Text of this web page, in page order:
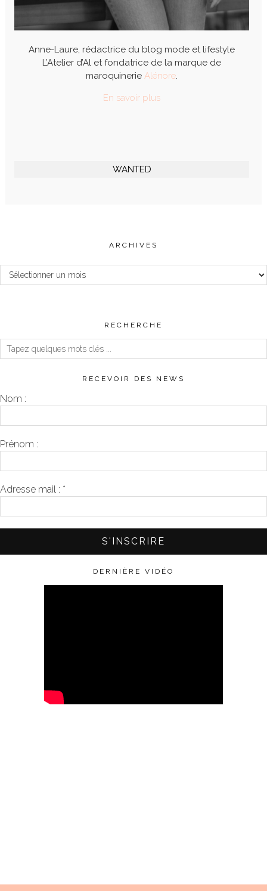
Anne-Laure, rédactrice du blog mode et lifestyle
L’Atelier d’Al et fondatrice de la marque de
maroquinerie Alénore.
En savoir plus
WANTED
ARCHIVES
Archives
RECHERCHE
RECEVOIR DES NEWS
Nom :
Prénom :
Adresse mail : *
DERNIÈRE VIDÉO